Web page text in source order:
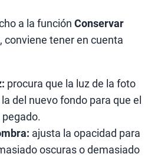
a la función Conservar
conviene tener en cuenta
procura que la luz de la foto
del nuevo fondo para que el
ajusta la opacidad para
oscuras o demasiado